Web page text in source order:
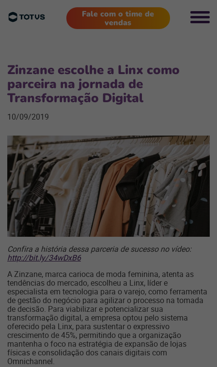
Fale com o time de
vendas
Zinzane escolhe a Linx como
parceira na jornada de
Transformação Digital
10/09/2019
Confira a história dessa parceria de sucesso no vídeo:
http://bit.ly/34wDxB6
A Zinzane, marca carioca de moda feminina, atenta as
tendências do mercado, escolheu a Linx, líder e
especialista em tecnologia para o varejo, como ferramenta
de gestão do negócio para agilizar o processo na tomada
de decisão. Para viabilizar e potencializar sua
transformação digital, a empresa optou pelo sistema
oferecido pela Linx, para sustentar o expressivo
crescimento de 45%, permitindo que a organização
mantenha o foco na estratégia de expansão de lojas
físicas e consolidação dos canais digitais com
Omnichannel.